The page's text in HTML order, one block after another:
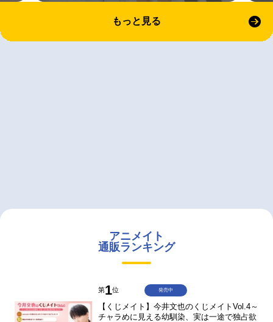
もっと見る
アニメイト
通販ランキング
第1位
【くじメイト】今井文也のくじメイトVol.4～
チャラめに見える幼馴染、実は一途で独占欲
発売中